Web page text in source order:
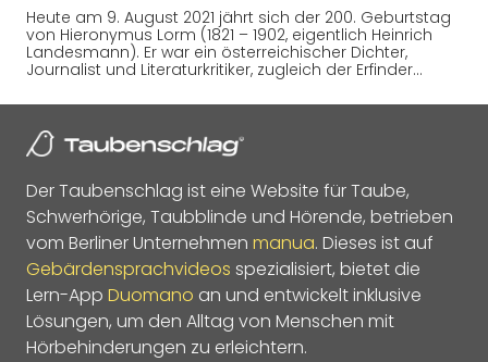
Heute am 9. August 2021 jährt sich der 200. Geburtstag
von Hieronymus Lorm (1821 – 1902, eigentlich Heinrich
Landesmann). Er war ein österreichischer Dichter,
Journalist und Literaturkritiker, zugleich der Erfinder…
Der Taubenschlag ist eine Website für Taube,
Schwerhörige, Taubblinde und Hörende, betrieben
vom Berliner Unternehmen manua. Dieses ist auf
Gebärdensprachvideos spezialisiert, bietet die
Lern-App Duomano an und entwickelt inklusive
Lösungen, um den Alltag von Menschen mit
Hörbehinderungen zu erleichtern.